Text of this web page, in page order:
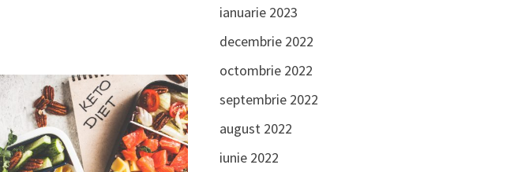
ianuarie 2023
decembrie 2022
octombrie 2022
septembrie 2022
august 2022
iunie 2022